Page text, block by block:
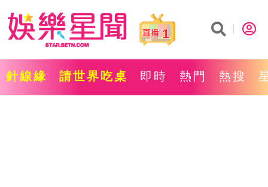
1
針線緣 請世界吃桌 即時 熱門 熱搜